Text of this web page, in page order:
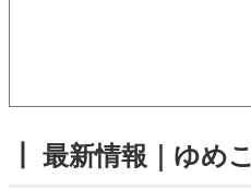
┃ 最新情報｜ゆめ